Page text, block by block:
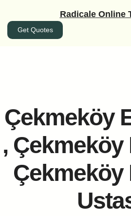
Radicale Online
Get Quotes
Çekmeköy
, Çekmeköy
Çekmeköy